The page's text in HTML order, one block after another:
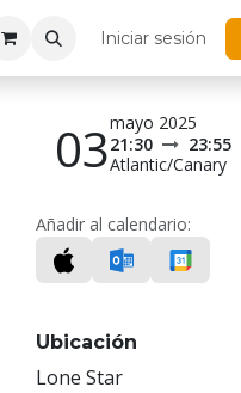
Iniciar sesión
03mayo 2025
21:30
23:55
Atlantic/Canary
Añadir al calendario:
Ubicación
Lone Star